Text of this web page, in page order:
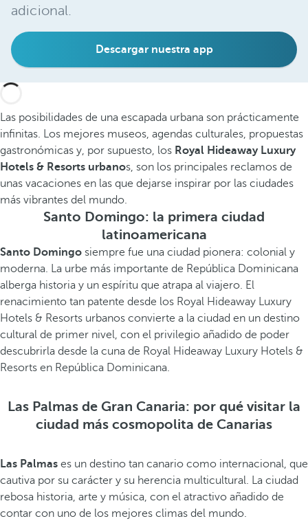
adicional.
Descargar nuestra app
Las posibilidades de una escapada urbana son prácticamente
infinitas. Los mejores museos, agendas culturales, propuestas
gastronómicas y, por supuesto, los Royal Hideaway Luxury
Hotels & Resorts urbanos, son los principales reclamos de
unas vacaciones en las que dejarse inspirar por las ciudades
más vibrantes del mundo.
Santo Domingo: la primera ciudad
latinoamericana
Santo Domingo siempre fue una ciudad pionera: colonial y
moderna. La urbe más importante de República Dominicana
alberga historia y un espíritu que atrapa al viajero. El
renacimiento tan patente desde los Royal Hideaway Luxury
Hotels & Resorts urbanos convierte a la ciudad en un destino
cultural de primer nivel, con el privilegio añadido de poder
descubrirla desde la cuna de Royal Hideaway Luxury Hotels &
Resorts en República Dominicana.
Las Palmas de Gran Canaria: por qué visitar la
ciudad más cosmopolita de Canarias
Las Palmas es un destino tan canario como internacional, que
cautiva por su carácter y su herencia multicultural. La ciudad
rebosa historia, arte y música, con el atractivo añadido de
contar con uno de los mejores climas del mundo.